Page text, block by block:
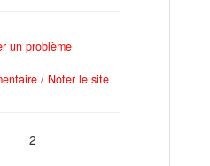
un problème
/ Noter le site
2